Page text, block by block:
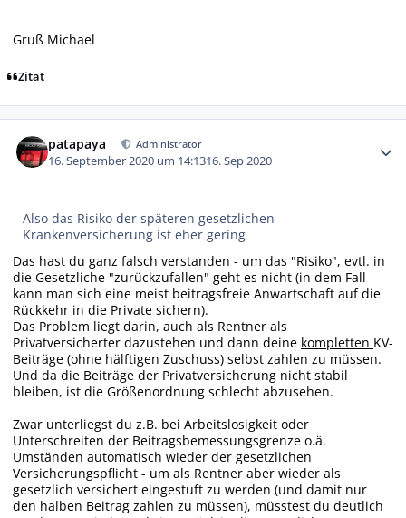
Gruß Michael
Zitat
patapaya Administrator
16. September 2020 um 14:1316. Sep 2020
Also das Risiko der späteren gesetzlichen
Krankenversicherung ist eher gering
Das hast du ganz falsch verstanden - um das "Risiko", evtl. in
die Gesetzliche "zurückzufallen" geht es nicht (in dem Fall
kann man sich eine meist beitragsfreie Anwartschaft auf die
Rückkehr in die Private sichern).
Das Problem liegt darin, auch als Rentner als
Privatversicherter dazustehen und dann deine kompletten KV-
Beiträge (ohne hälftigen Zuschuss) selbst zahlen zu müssen.
Und da die Beiträge der Privatversicherung nicht stabil
bleiben, ist die Größenordnung schlecht abzusehen.
Zwar unterliegst du z.B. bei Arbeitslosigkeit oder
Unterschreiten der Beitragsbemessungsgrenze o.ä.
Umständen automatisch wieder der gesetzlichen
Versicherungspflicht - um als Rentner aber wieder als
gesetzlich versichert eingestuft zu werden (und damit nur
den halben Beitrag zahlen zu müssen), müsstest du deutlich